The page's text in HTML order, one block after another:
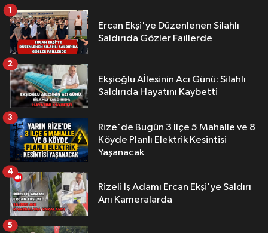
Ercan Ekşi'ye Düzenlenen Silahlı
Saldırıda Gözler Faillerde
1
Ekşioğlu Aİlesinin Acı Günü: Silahlı
Saldırıda Hayatını Kaybetti
2
Rize'de Bugün 3 İlçe 5 Mahalle ve 8
Köyde Planlı Elektrik Kesintisi
Yaşanacak
3
Rizeli İş Adamı Ercan Ekşi'ye Saldırı
Anı Kameralarda
4
5